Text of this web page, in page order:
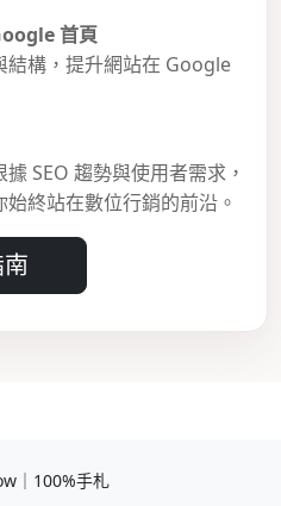
首頁
結構，提升網站在 Google
SEO 趨勢與使用者需求，
終站在數位行銷的前沿。
｜100%手札